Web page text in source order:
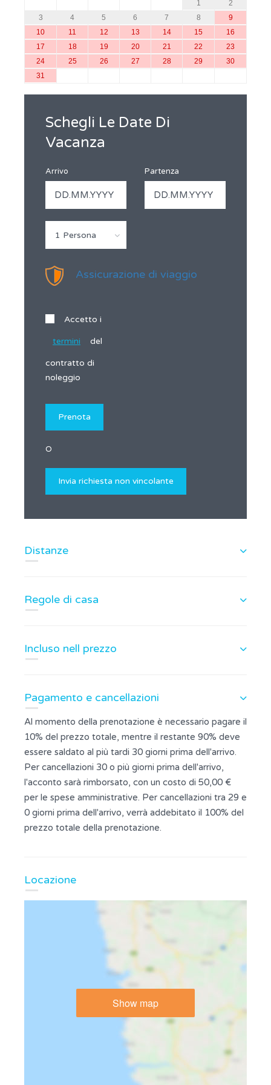
1
2
3
4 5 6 7 8
9
10
11 12 13 14 15
16
17
18 19 20 21 22
23
24
25 26 27 28 29
30
31
Schegli Le Date Di
Vacanza
Arrivo Partenza
1 Persona
Assicurazione di viaggio
Accetto i
termini del
contratto di
noleggio
O
Distanze
Regole di casa
Incluso nell prezzo
Pagamento e cancellazioni
Al momento della prenotazione è necessario pagare il
10% del prezzo totale, mentre il restante 90% deve
essere saldato al più tardi 30 giorni prima dell'arrivo.
Per cancellazioni 30 o più giorni prima dell'arrivo,
l'acconto sarà rimborsato, con un costo di 50,00 €
per le spese amministrative. Per cancellazioni tra 29 e
0 giorni prima dell'arrivo, verrà addebitato il 100% del
prezzo totale della prenotazione.
Locazione
Show map